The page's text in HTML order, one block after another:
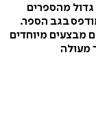
גדול מהספרים
בגב הספר.
מבצעים מיוחדים
מעולה